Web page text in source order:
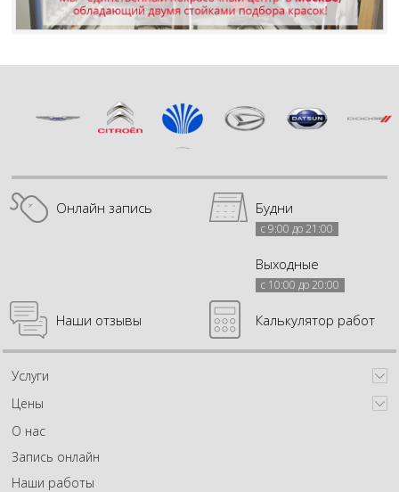
Онлайн запись Будни
с 9:00 до 21:00
Выходные
с 10:00 до 20:00
Наши отзывы Калькулятор работ
Услуги
Цены
О нас
Запись онлайн
Наши работы